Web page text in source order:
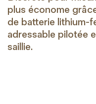
plus économe
de batterie lithium-
adressable pilotée
saillie.